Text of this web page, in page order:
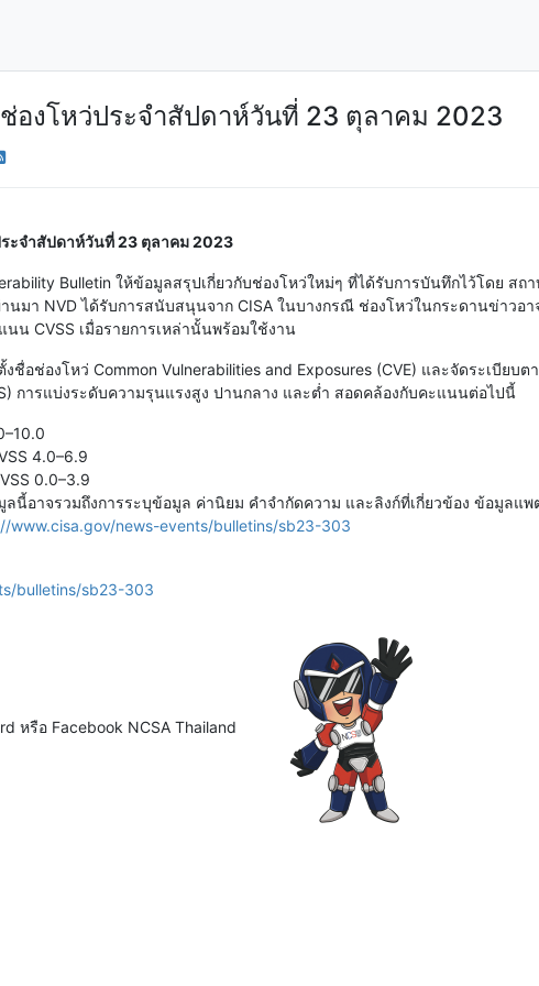
ช่องโหว่ประจำสัปดาห์วันที่ 23 ตุลาคม 2023
ระจำสัปดาห์วันที่ 23 ตุลาคม 2023
Bulletin ให้ข้อมูลสรุปเกี่ยวกับช่องโหว่ใหม่ๆ ที่ได้รับการบันทึกไว้โดย ส
มา NVD ได้รับการสนับสนุนจาก CISA ในบางกรณี ช่องโหว่ในกระดานข่าวอ
น CVSS เมื่อรายการเหล่านั้นพร้อมใช้งาน
ชื่อช่องโหว่ Common Vulnerabilities and Exposures (CVE) และจัดระเบียบ
การแบ่งระดับความรุนแรงสูง ปานกลาง และต่ำ สอดคล้องกับคะแนนต่อไปนี้
4.0–6.9
0.0–3.9
ลนี้อาจรวมถึงการระบุข้อมูล ค่านิยม คำจำกัดความ และลิงก์ที่เกี่ยวข้อง ข้อมูลแ
www.cisa.gov/news-events/bulletins/sb23-303
bulletins/sb23-303
หรือ Facebook NCSA Thailand